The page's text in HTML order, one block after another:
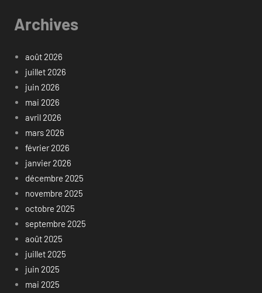
Archives
août 2026
juillet 2026
juin 2026
mai 2026
avril 2026
mars 2026
février 2026
janvier 2026
décembre 2025
novembre 2025
octobre 2025
septembre 2025
août 2025
juillet 2025
juin 2025
mai 2025